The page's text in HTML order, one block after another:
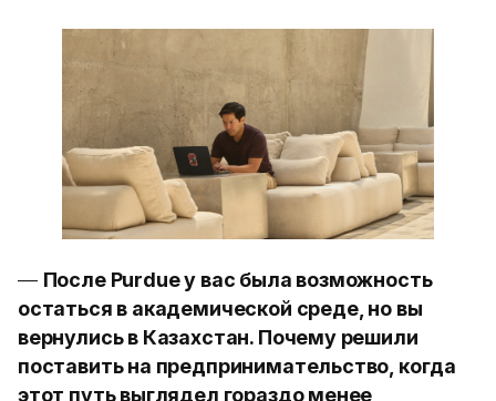
— После Purdue у вас была возможность
остаться в академической среде, но вы
вернулись в Казахстан. Почему решили
поставить на предпринимательство, когда
этот путь выглядел гораздо менее